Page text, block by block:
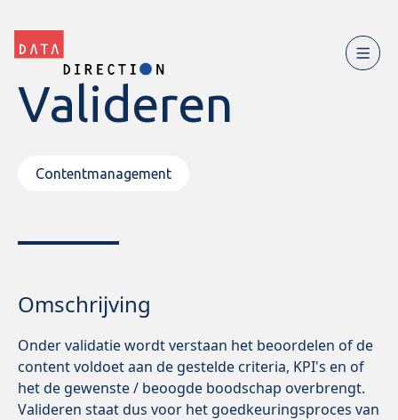
Valideren
Contentmanagement
Omschrijving
Onder validatie wordt verstaan het beoordelen of de
content voldoet aan de gestelde criteria, KPI's en of
het de gewenste / beoogde boodschap overbrengt.
Valideren staat dus voor het goedkeuringsproces van